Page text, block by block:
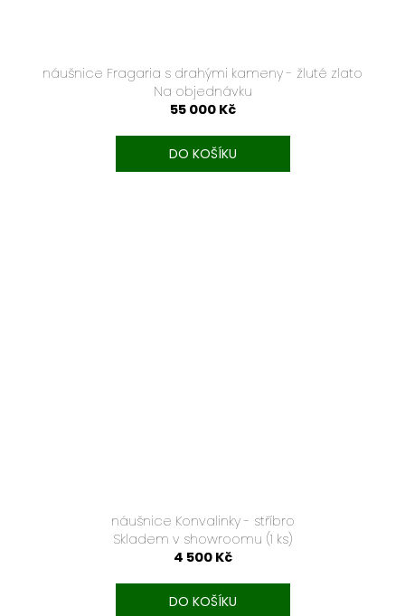
náušnice Fragaria s drahými kameny - žluté zlato
Na objednávku
55 000 Kč
DO KOŠÍKU
náušnice Konvalinky - stříbro
Skladem v showroomu (1 ks)
4 500 Kč
DO KOŠÍKU